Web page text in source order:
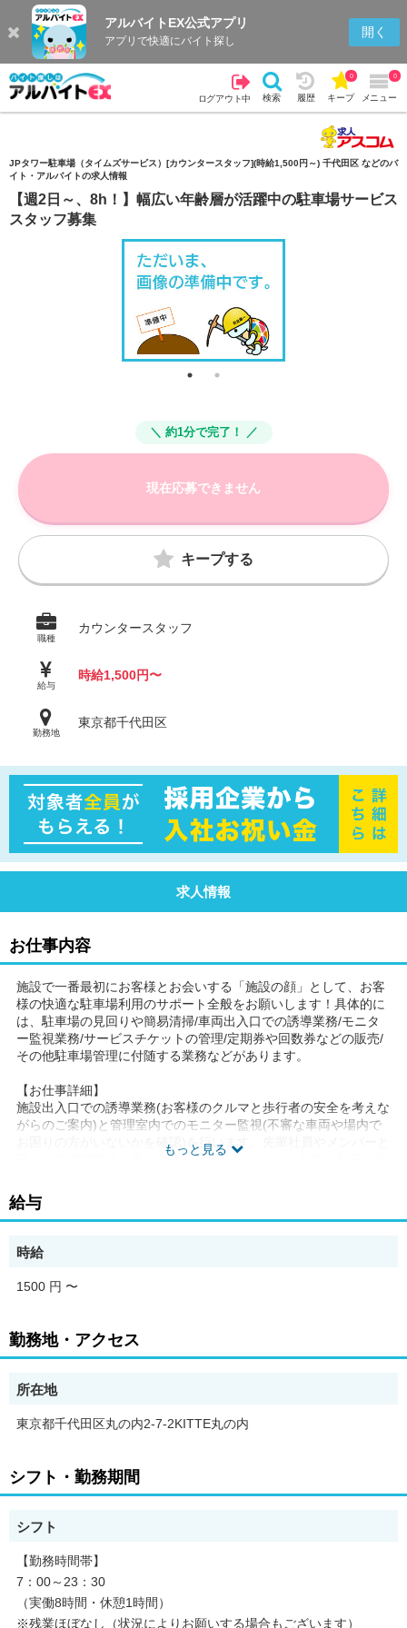
アルバイトEX公式アプリ
アプリで快適にバイト探し
開く
ログアウト中 検索 履歴 キープ
0
メニュー
0
検索 履歴
JPタワー駐車場（タイムズサービス）[カウンタースタッフ](時給1,500円～) 千代田区 などのバ
イト・アルバイトの求人情報
【週2日～、8h！】幅広い年齢層が活躍中の駐車場サービス
スタッフ募集
＼ 約1分で完了！ ／
現在応募できません
キープする
職種
カウンタースタッフ
給与
時給1,500円〜
勤務地
東京都千代田区
求人情報
お仕事内容
もっと見る
施設で一番最初にお客様とお会いする「施設の顔」として、お客
様の快適な駐車場利用のサポート全般をお願いします！具体的に
は、駐車場の見回りや簡易清掃/車両出入口での誘導業務/モニタ
ー監視業務/サービスチケットの管理/定期券や回数券などの販売/
その他駐車場管理に付随する業務などがあります。
【お仕事詳細】
施設出入口での誘導業務(お客様のクルマと歩行者の安全を考えな
がらのご案内)と管理室内でのモニター監視(不審な車両や場内で
お困りの方がいないかを確認)を行います。先輩社員やメンバーと
同じフロアで指示を受けながら研修をスタートする為、不安な時
【研修内容】
つ管理室の業務や警備の座学研修を行ったら、先輩と一緒に実際
の対応について研修をしていきます。対応に沿ったマニュアルも
ありますので見返す事も出来ますし、先輩達もしっかりフォロー
していきますので安心して業務を習得できます！
給与
時給
1500 円 〜
勤務地・アクセス
所在地
東京都千代田区丸の内2-7-2KITTE丸の内
シフト・勤務期間
シフト
【勤務時間帯】
7：00～23：30
（実働8時間・休憩1時間）
※残業ほぼなし（状況によりお願いする場合もございます）